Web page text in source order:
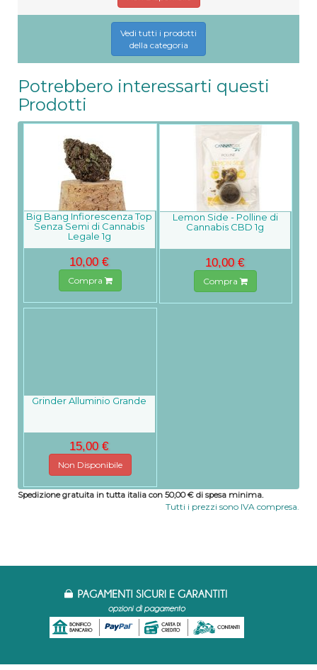
Vedi tutti i prodotti
della categoria
Potrebbero interessarti questi
Prodotti
Big Bang Infiorescenza Top
Senza Semi di Cannabis
Legale 1g
10,00 €
Compra
Lemon Side - Polline di
Cannabis CBD 1g
10,00 €
Compra
Grinder Alluminio Grande
15,00 €
Non Disponibile
Spedizione gratuita in tutta italia con 50,00 € di spesa minima.
Tutti i prezzi sono IVA compresa.